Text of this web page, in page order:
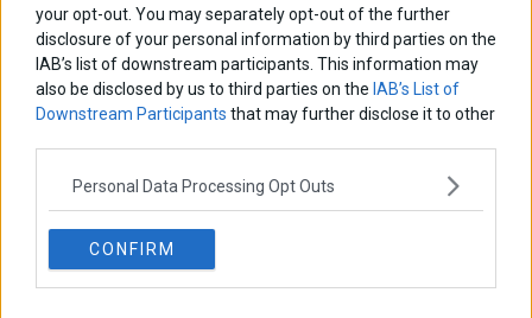
your opt-out. You may separately opt-out of the further
disclosure of your personal information by third parties on the
IAB’s list of downstream participants. This information may
also be disclosed by us to third parties on the IAB’s List of
Downstream Participants that may further disclose it to other
Personal Data Processing Opt Outs
CONFIRM